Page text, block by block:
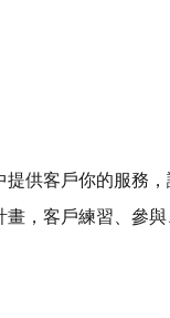
供客戶你的服務，
，客戶練習、參